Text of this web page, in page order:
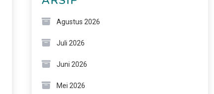
Agustus 2026
Juli 2026
Juni 2026
Mei 2026